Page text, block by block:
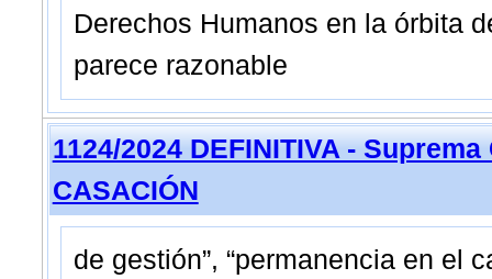
Derechos Humanos en la órbita
parece razonable
1124/2024 DEFINITIVA -
CASACIÓN
de gestión”, “permanencia en el